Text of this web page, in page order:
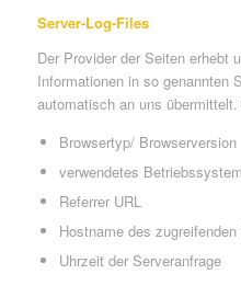
Server-Log-Files
Der Provider der Seiten erhebt
Informationen in so genannten
automatisch an uns
Browsertyp/ Browserversion
verwendetes Betriebssystem
Referrer URL
Hostname des zugreifenden
Uhrzeit der Serveranfrage